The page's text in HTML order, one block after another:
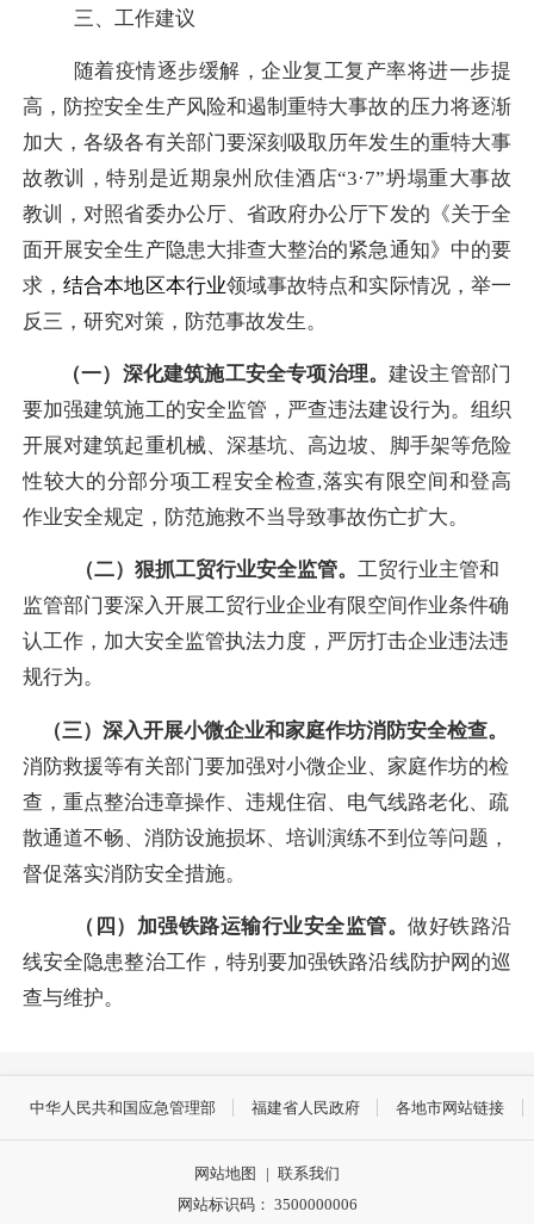
三、工作建议
随着疫情逐步缓解，企业复工复产率将进一步提
高，防控安全生产风险和遏制重特大事故的压力将逐渐
加大，各级各有关部门要深刻吸取历年发生的重特大事
故教训，特别是近期泉州 欣佳酒店“3·7”坍塌重大事故
教训，对照省委办公厅、省政府办公厅下发的《关于全
面开展安全生产隐患大排查大整治的紧急通知》中的要
求，结合本地区本行业领域事故特点和实际情况，举一
反三，研究对策，防范事故发生。
（一）深化建筑施工安全专项治理。建设主管部门
要加强建筑施工的安全监管，严查违法建设行为。组织
开展对建筑起重机械、深基坑、高边坡、脚手架等危险
性较大的分部分项工程安全检查,落实有限空间和登高
作业安全规定，防范施救不当导致事故伤亡扩大。
（二）狠抓工贸行业安全监管。 工贸行业主管和
监管部门要深入开展工贸行业企业有限空间作业条件确
认工作，加大安全监管执法力度，严厉打击企业违法违
规行为。
（三）深入开展小微企业和家庭作坊消防安全检查。
消防救援等有关部门要加强对小微企业、家庭作坊的检
查，重点整治违章操作、违规住宿、电气线路老化、疏
散通道不畅、消防设施损坏、培训演练不到位等问题，
督促落实消防安全措施。
（四）加强铁路运输行业安全监管。 做好铁路沿
线安全隐患整治工作，特别要加强铁路沿线防护网的巡
查与维护。
中华人民共和国应急管理部 福建省人民政府 各地市网站链接
网站地图 | 联系我们
网站标识码： 3500000006